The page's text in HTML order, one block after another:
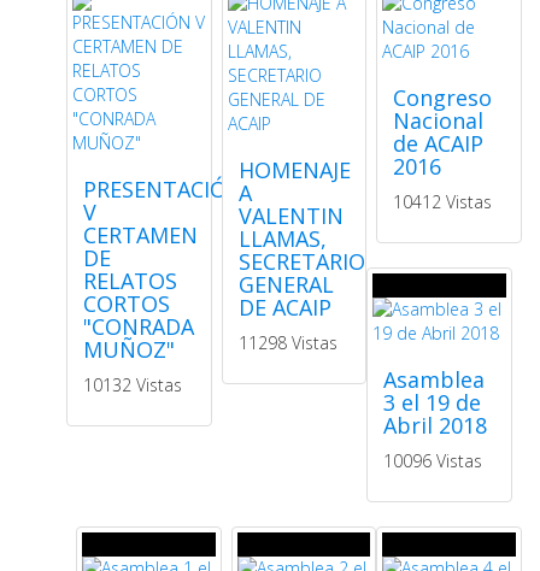
PRESENTACIÓN
V
CERTAMEN
DE
RELATOS
CORTOS
"CONRADA
MUÑOZ"
10132 Vistas
HOMENAJE
A
VALENTIN
LLAMAS,
SECRETARIO
GENERAL
DE ACAIP
11298 Vistas
Congreso
Nacional
de ACAIP
2016
10412 Vistas
Asamblea
3 el 19 de
Abril 2018
10096 Vistas